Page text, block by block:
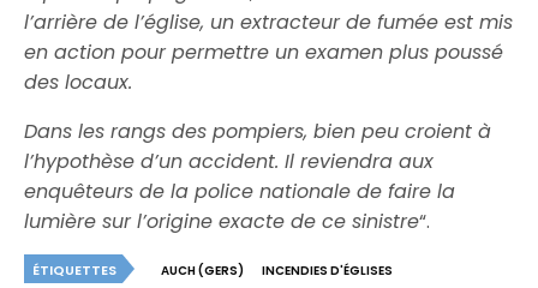
l’arrière de l’église, un extracteur de fumée est mis
en action pour permettre un examen plus poussé
des locaux.
Dans les rangs des pompiers, bien peu croient à
l’hypothèse d’un accident. Il reviendra aux
enquêteurs de la police nationale de faire la
lumière sur l’origine exacte de ce sinistre“.
ÉTIQUETTES AUCH (GERS) INCENDIES D'ÉGLISES